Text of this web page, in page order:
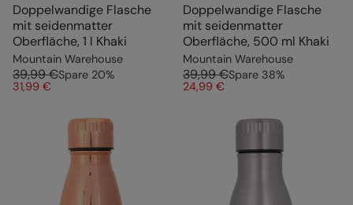
Doppelwandige Flasche
mit seidenmatter
Oberfläche, 1 l Khaki
Mountain Warehouse
39,99 €Spare 20%
31,99 €
Doppelwandige Flasche
mit seidenmatter
Oberfläche, 500 ml Khaki
Mountain Warehouse
39,99 €Spare 38%
24,99 €